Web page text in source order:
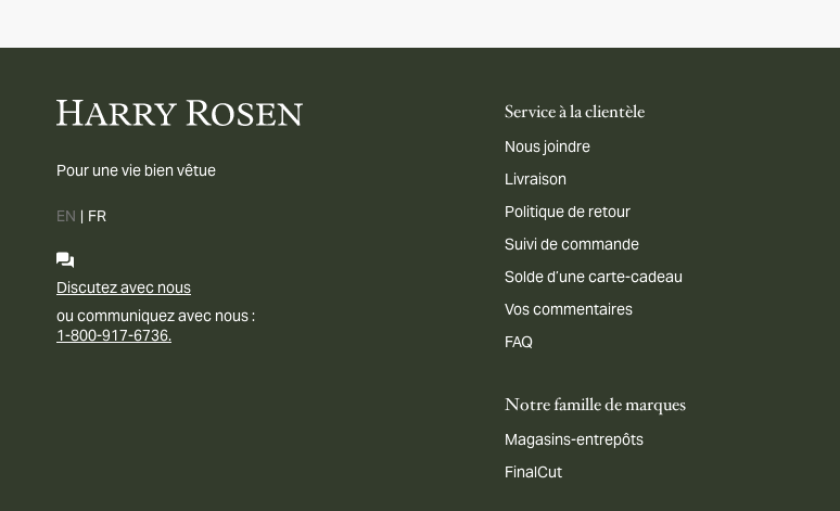
Pour une vie bien vêtue
EN | FR
Discutez avec nous
ou communiquez avec nous :
1-800-917-6736.
Service à la clientèle
Nous joindre
Livraison
Politique de retour
Suivi de commande
Solde d’une carte-cadeau
Vos commentaires
FAQ
Notre famille de marques
Magasins-entrepôts
FinalCut